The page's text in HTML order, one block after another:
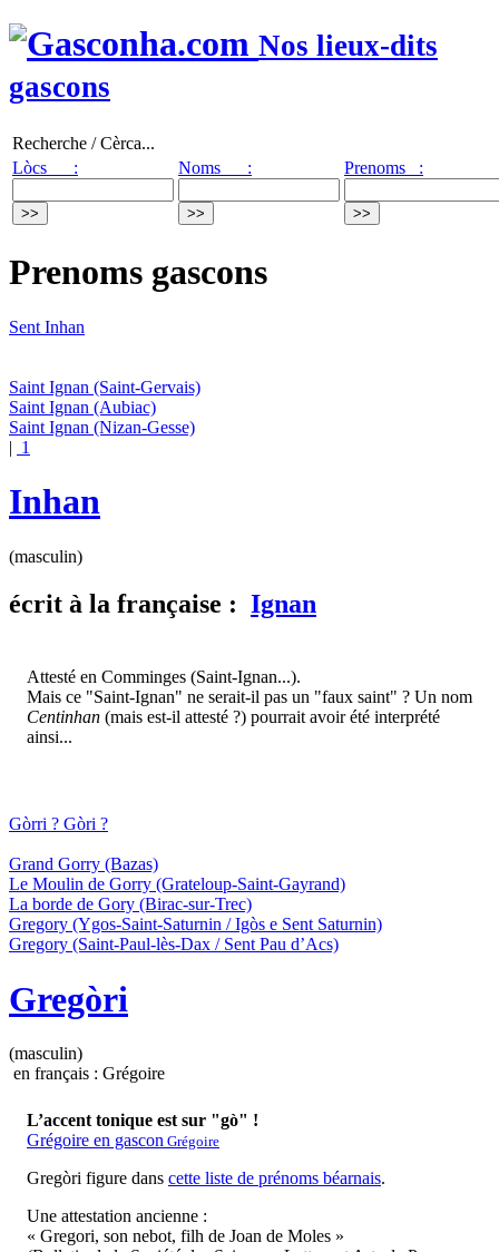
Nos lieux-dits
gascons
Recherche / Cèrca...
Lòcs :
Noms : Prenoms :
Prenoms gascons
Sent Inhan
Saint Ignan (Saint-Gervais)
Saint Ignan (Aubiac)
Saint Ignan (Nizan-Gesse)
| 1
Inhan
(masculin)
écrit à la française : Ignan
Attesté en Comminges (Saint-Ignan...).
Mais ce "Saint-Ignan" ne serait-il pas un "faux saint" ? Un nom
Centinhan (mais est-il attesté ?) pourrait avoir été interprété
ainsi...
Gòrri ? Gòri ?
Grand Gorry (Bazas)
Le Moulin de Gorry (Grateloup-Saint-Gayrand)
La borde de Gory (Birac-sur-Trec)
Gregory (Ygos-Saint-Saturnin / Igòs e Sent Saturnin)
Gregory (Saint-Paul-lès-Dax / Sent Pau d’Acs)
Gregòri
(masculin)
en français : Grégoire
L’accent tonique est sur "gò" !
Grégoire en gascon Grégoire
Gregòri figure dans cette liste de prénoms béarnais.
Une attestation ancienne :
« Gregori, son nebot, filh de Joan de Moles »